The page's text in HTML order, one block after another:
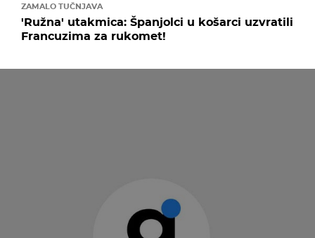
ZAMALO TUČNJAVA
'Ružna' utakmica: Španjolci u košarci uzvratili
Francuzima za rukomet!